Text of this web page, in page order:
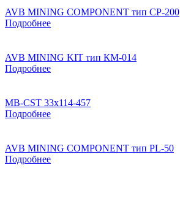
AVB MINING COMPONENT тип СР-200
Подробнее
AVB MINING KIT тип КМ-014
Подробнее
MB-CST 33х114-457
Подробнее
AVB MINING COMPONENT тип PL-50
Подробнее